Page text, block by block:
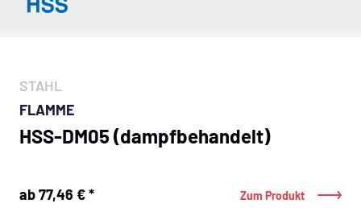
STAHL
FLAMME
HSS-DM05 (dampfbehandelt)
ab 77,46 € * Zum Produkt